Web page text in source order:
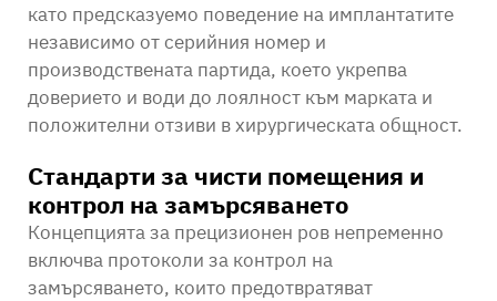
като предсказуемо поведение на имплантатите
независимо от серийния номер и
производствената партида, което укрепва
доверието и води до лоялност към марката и
положителни отзиви в хирургическата общност.
Стандарти за чисти помещения и
контрол на замърсяването
Концепцията за прецизионен ров непременно
включва протоколи за контрол на
замърсяването, които предотвратяват